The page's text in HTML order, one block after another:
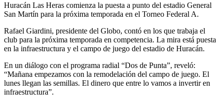
Huracán Las Heras comienza la puesta a punto del estadio General
San Martín para la próxima temporada en el Torneo Federal A.
Rafael Giardini, presidente del Globo, contó en los que trabaja el
club para la próxima temporada en competencia. La mira está puesta
en la infraestructura y el campo de juego del estadio de Huracán.
En un diálogo con el programa radial “Dos de Punta”, reveló:
“Mañana empezamos con la remodelación del campo de juego. El
lunes llegan las semillas. El dinero que entre lo vamos a invertir en
infraestructura”.